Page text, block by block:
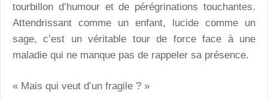
tourbillon d’humour et de pérégrinations touchantes.
Attendrissant comme un enfant, lucide comme un
sage, c’est un véritable tour de force face à une
maladie qui ne manque pas de rappeler sa présence.
« Mais qui veut d’un fragile ? »